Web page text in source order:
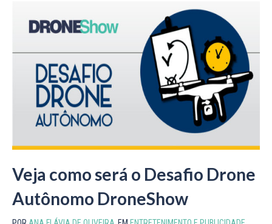
Veja como será o Desafio Drone
Autônomo DroneShow